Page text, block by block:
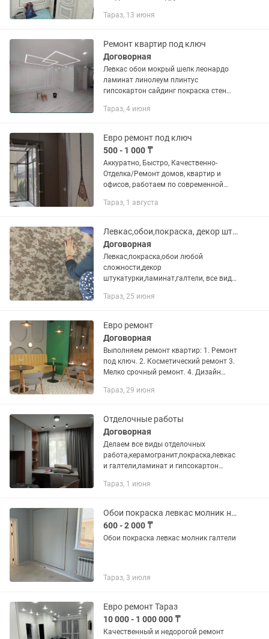
Тараз, 13 июня
Ремонт квартир под ключ
Договорная
Левкас обои мокрый шелк леонардо
ламинат линолеум плинтус
гипсокартон сайдинг покраска стен
Кафель Двери
Тараз, 4 июня
Евро ремонт под ключ
500 - 1 000 ₸
Аккуратно, Быстро, Качественно-
Отделка/Ремонт домов, квартир и
офисов, работаем по современной
ключ..Обои без швов, галтели,
Тараз, 1 августа
Левкас,обои,покраска, декор штукатурка
Договорная
Левкас,покраска,обои любой
сложности,декор
штукатурки,ламинат,галтели, все виды
Тараз, 25 июня
Евро ремонт
Договорная
Выполняем ремонт квартир: 1. Ремонт
под ключ. 2. Косметический ремонт 3.
Мелко срочный ремонт. 4. Дизайн
Обои все виды : Флизелиновые,
Тараз, 29 июня
Отделочные работы
Договорная
Делаем все виды отделочных
работа,керамогранит,покраска,левкас
и галтели,ламинат и гипсокартон
лоджии,откосы.работаем по дизайну
приветствуется!
Тараз, 1 июня
Обои покраска левкас молник не дорого
600 - 2 000 ₸
Обои покраска левкас молник галтели
Тараз, 3 июля
Евро ремонт Тараз
10 000 - 1 000 000 ₸
Качественный и недорогой ремонт